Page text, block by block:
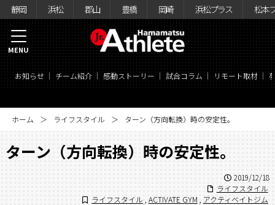
静岡 浜松 郡山 豊橋 岡崎 浜松プラス 松本
お知らせ チーム紹介 感動ストーリー 試合コラム リモート取材
MENU
ホーム ライフスタイル ターン（方向転換）時の安定性。
ターン（方向転換）時の安定性。
2019/12/18
ライフスタイル
ライフスタイル ACTIVATE GYM アクティベイトジム